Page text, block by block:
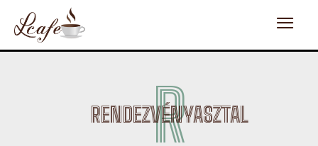
RENDEZVÉNYASZTAL
R